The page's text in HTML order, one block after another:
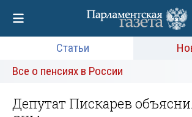
Статьи
Все о пенсиях в России
Депутат Пискарев